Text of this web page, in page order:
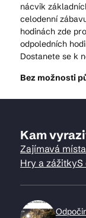
nácvik
celodenní
hodinách zde
odpoledních
Dostanete se k
Bez možnosti
Kam
Zajímavá místa
Hry a zážitkyS